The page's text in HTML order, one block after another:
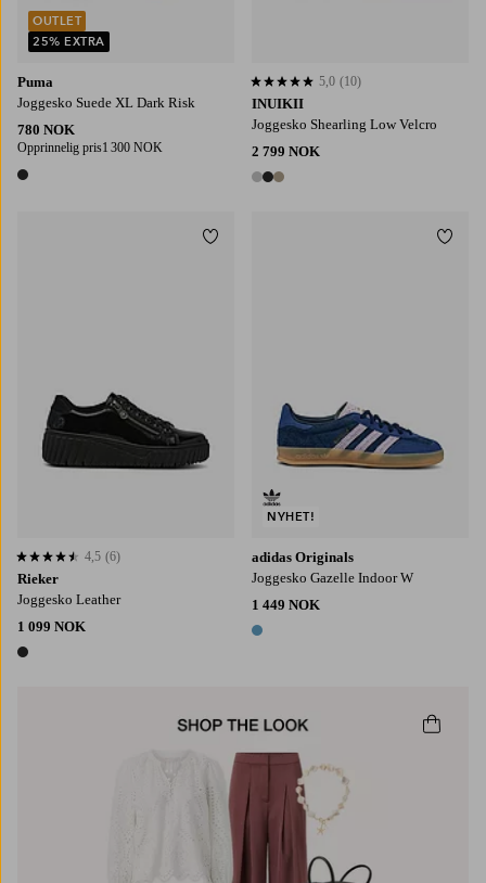
Puma
Joggesko Suede XL Dark Risk
780 NOK
Opprinnelig pris1 300 NOK
1 farge
OUTLET
25% EXTRA
INUIKII
Joggesko Shearling Low Velcro
2 799 NOK
3 farger
5,0 basert på 10 karaktergivninger
5,0 (10)
Rieker
Joggesko Leather
1 099 NOK
1 farge
4,5 basert på 6 karaktergivninger
4,5 (6)
Legg til favoritter
adidas Originals
Joggesko Gazelle Indoor W
1 449 NOK
1 farge
NYHET!